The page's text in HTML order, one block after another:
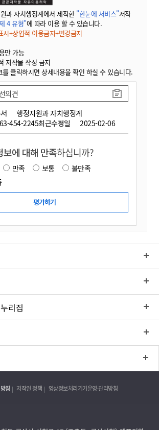
과 자치행정계에서 제작한 "한눈에 서비스"저작
4 유형"에 따라 이용 할 수 있습니다.
시+상업적 이용금지+변경금지
만 가능
저작물 작성 금지
클릭하시면 상세내용을 확인 하실 수 있습니다.
행정지원과 자치행정계
454-2245최근수정일 2025-02-06
의견
보에 대해 만족하십니까?
만족 보통
불만족
리집
침 저작권 정책 영상정보처리기기운영·관리방침